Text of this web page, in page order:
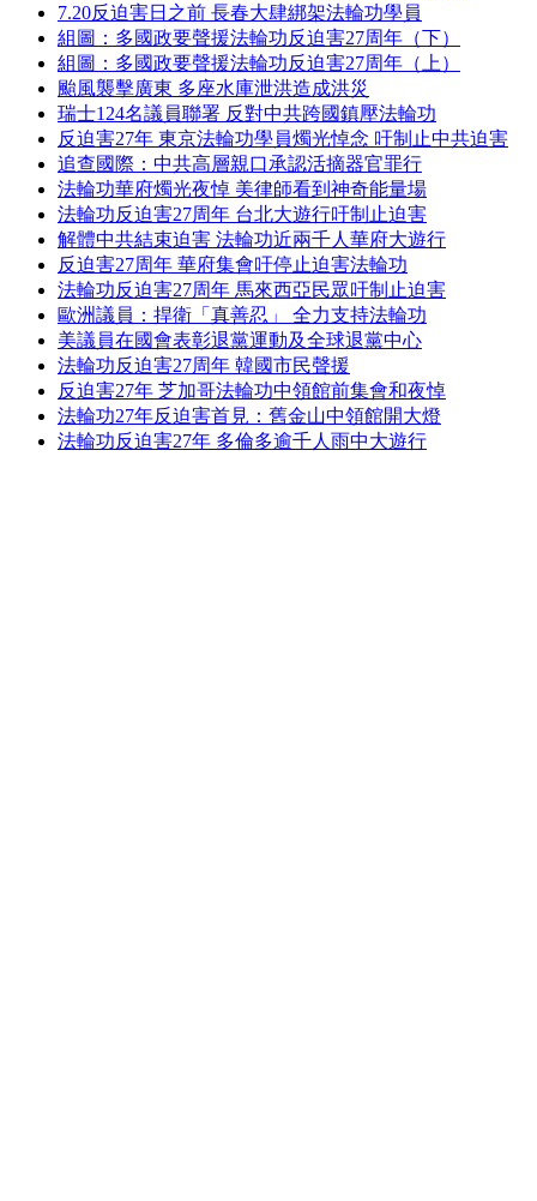
7.20反迫害日之前 長春大肆綁架法輪功學員
組圖：多國政要聲援法輪功反迫害27周年（下）
組圖：多國政要聲援法輪功反迫害27周年（上）
颱風襲擊廣東 多座水庫泄洪造成洪災
瑞士124名議員聯署 反對中共跨國鎮壓法輪功
反迫害27年 東京法輪功學員燭光悼念 吁制止中共迫害
追查國際：中共高層親口承認活摘器官罪行
法輪功華府燭光夜悼 美律師看到神奇能量場
法輪功反迫害27周年 台北大遊行吁制止迫害
解體中共結束迫害 法輪功近兩千人華府大遊行
反迫害27周年 華府集會吁停止迫害法輪功
法輪功反迫害27周年 馬來西亞民眾吁制止迫害
歐洲議員：捍衛「真善忍」 全力支持法輪功
美議員在國會表彰退黨運動及全球退黨中心
法輪功反迫害27周年 韓國市民聲援
反迫害27年 芝加哥法輪功中領館前集會和夜悼
法輪功27年反迫害首見：舊金山中領館開大燈
法輪功反迫害27年 多倫多逾千人雨中大遊行